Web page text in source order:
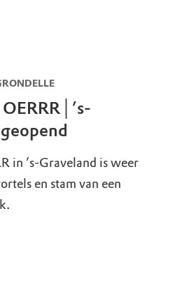
in ’s-Graveland is weer
en stam van een